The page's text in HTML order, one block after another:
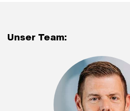
Unser Team: